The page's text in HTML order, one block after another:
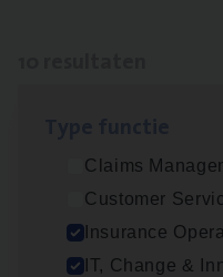
Claims
Customer
Insurance
IT, Change &
(Agi­le)ITPro­ject
IT, Change & Innovation
Antwerpen